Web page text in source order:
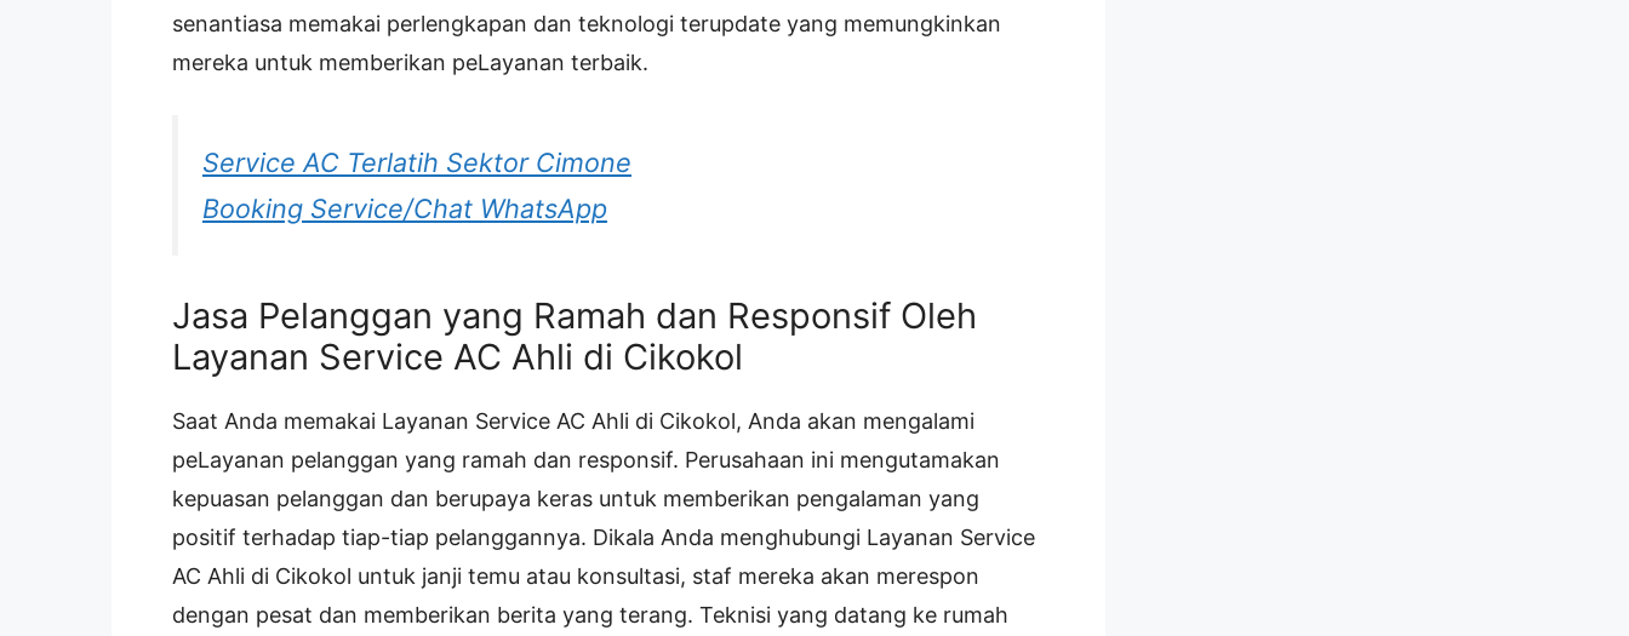
senantiasa memakai perlengkapan dan teknologi terupdate yang memungkinkan
mereka untuk memberikan peLayanan terbaik.
Service AC Terlatih Sektor Cimone
Booking Service/Chat WhatsApp
Jasa Pelanggan yang Ramah dan Responsif Oleh
Layanan Service AC Ahli di Cikokol
Saat Anda memakai Layanan Service AC Ahli di Cikokol, Anda akan mengalami
peLayanan pelanggan yang ramah dan responsif. Perusahaan ini mengutamakan
kepuasan pelanggan dan berupaya keras untuk memberikan pengalaman yang
positif terhadap tiap-tiap pelanggannya. Dikala Anda menghubungi Layanan Service
AC Ahli di Cikokol untuk janji temu atau konsultasi, staf mereka akan merespon
dengan pesat dan memberikan berita yang terang. Teknisi yang datang ke rumah